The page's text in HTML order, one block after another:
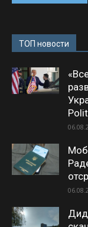
ТОП новости